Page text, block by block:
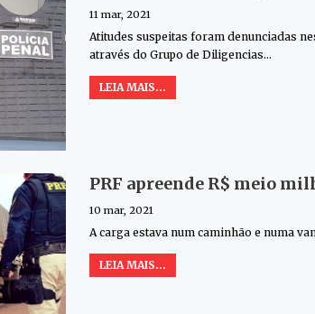
11 mar, 2021
Atitudes suspeitas foram denunciadas
através do Grupo de Diligencias…
LEIA MAIS...
PRF apreende R$ meio
10 mar, 2021
A carga estava num caminhão e numa
LEIA MAIS...